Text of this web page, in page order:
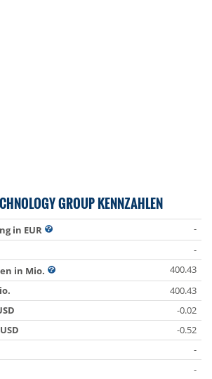
GROUP KENNZAHLEN
in EUR
-
-
in Mio.
400.43
400.43
-0.02
-0.52
-
-